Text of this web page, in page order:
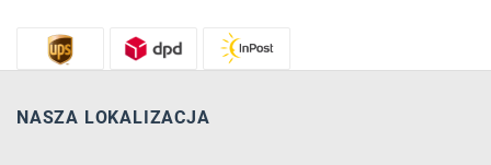
NASZA LOKALIZACJA